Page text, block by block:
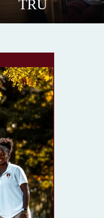
TRÚ
trải nghiệm sống chung cùng tập
thể độc đáo.